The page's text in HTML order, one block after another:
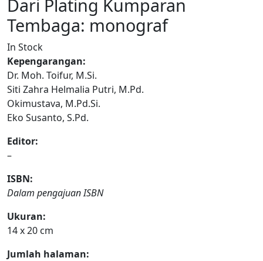
Dari Plating Kumparan
Tembaga: monograf
In Stock
Kepengarangan:
Dr. Moh. Toifur, M.Si.
Siti Zahra Helmalia Putri, M.Pd.
Okimustava, M.Pd.Si.
Eko Susanto, S.Pd.
Editor:
–
ISBN:
Dalam pengajuan ISBN
Ukuran:
14 x 20 cm
Jumlah halaman: